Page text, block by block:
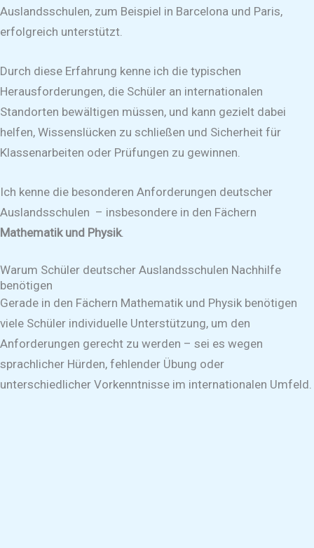
Auslandsschulen, zum Beispiel in Barcelona und Paris,
erfolgreich unterstützt.
Durch diese Erfahrung kenne ich die typischen
Herausforderungen, die Schüler an internationalen
Standorten bewältigen müssen, und kann gezielt dabei
helfen, Wissenslücken zu schließen und Sicherheit für
Klassenarbeiten oder Prüfungen zu gewinnen.
Ich kenne die besonderen Anforderungen deutscher
Auslandsschulen – insbesondere in den Fächern
Mathematik und Physik.
Warum Schüler deutscher Auslandsschulen Nachhilfe
benötigen
Gerade in den Fächern Mathematik und Physik benötigen
viele Schüler individuelle Unterstützung, um den
Anforderungen gerecht zu werden – sei es wegen
sprachlicher Hürden, fehlender Übung oder
unterschiedlicher Vorkenntnisse im internationalen Umfeld.